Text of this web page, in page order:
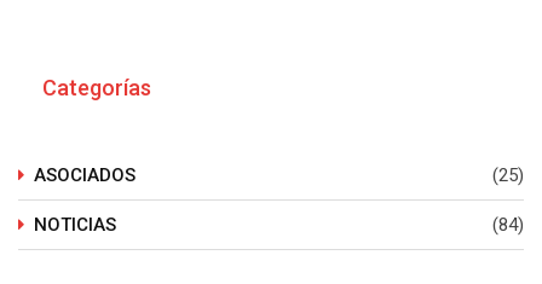
Categorías
ASOCIADOS (25)
NOTICIAS (84)